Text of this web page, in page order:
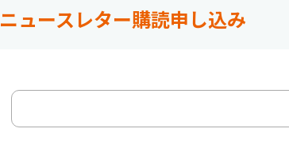
ニュースレター購読申し込み